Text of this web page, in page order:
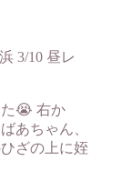
3/10 昼レ
😭 右か
あちゃん、
ざの上に姪